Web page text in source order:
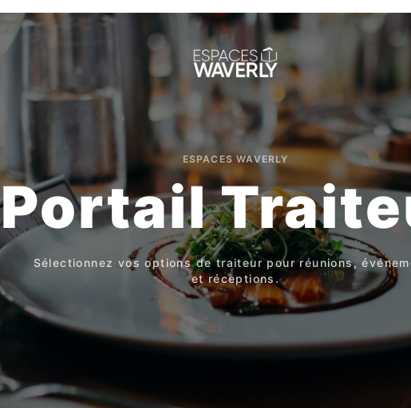
ESPACES WAVERLY
Portail
Sélectionnez vos options de traiteur pour réunions,
et réceptions.